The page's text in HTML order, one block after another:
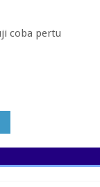
coba pertu